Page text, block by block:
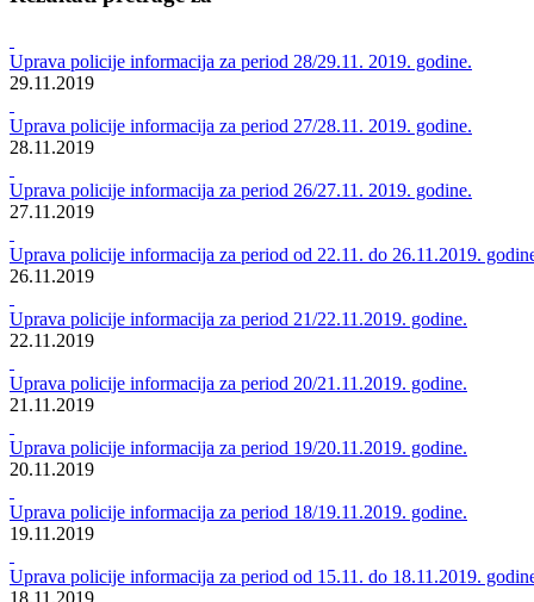
Informacije MUP-a
Rezultati pretrage za ""